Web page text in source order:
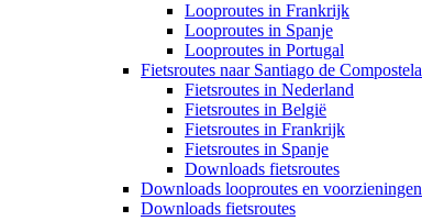
Looproutes in Frankrijk
Looproutes in Spanje
Looproutes in Portugal
Fietsroutes naar Santiago de Compostela
Fietsroutes in Nederland
Fietsroutes in België
Fietsroutes in Frankrijk
Fietsroutes in Spanje
Downloads fietsroutes
Downloads looproutes en voorzieningen
Downloads fietsroutes